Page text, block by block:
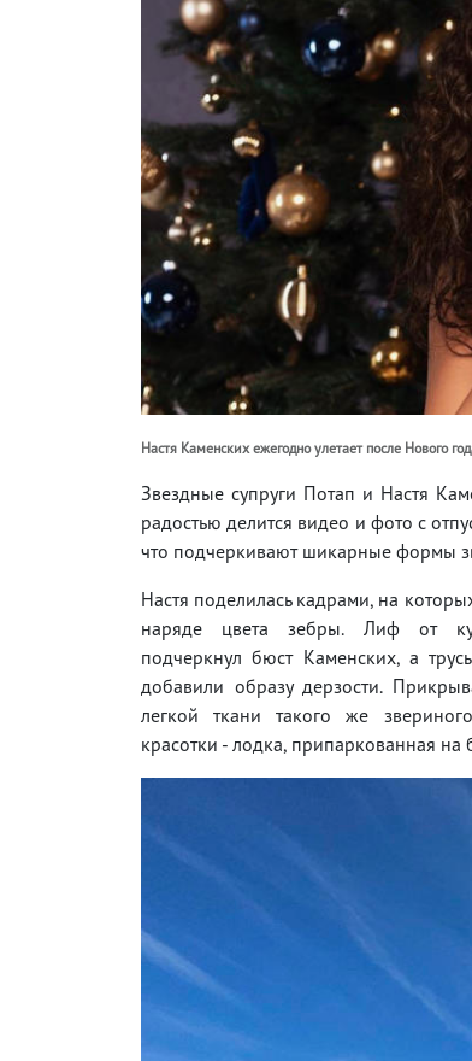
Настя Каменских ежегодно улетает после Нового
Звездные супруги Потап и Настя
радостью делится видео и фото с
что подчеркивают шикарные формы
Настя поделилась кадрами, на
наряде цвета зебры. Лиф от
подчеркнул бюст Каменских, а
добавили образу дерзости.
легкой ткани такого же
красотки - лодка, припаркованная на